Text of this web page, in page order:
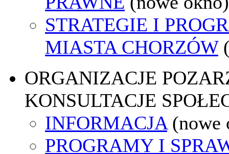
STRATEGIE I
MIASTA CHORZÓW
ORGANIZACJE
KONSULTACJE
INFORMACJA (nowe
PROGRAMY I